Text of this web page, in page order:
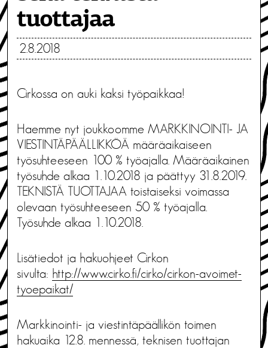
tuottajaa
2.8.2018
Cirkossa on auki kaksi työpaikkaa!
Haemme nyt joukkoomme MARKKINOINTI- JA
VIESTINTÄPÄÄLLIKKÖÄ määräaikaiseen
työsuhteeseen 100 % työajalla. Määräaikainen
työsuhde alkaa 1.10.2018 ja päättyy 31.8.2019.
TEKNISTÄ TUOTTAJAA toistaiseksi voimassa
olevaan työsuhteeseen 50 % työajalla.
Työsuhde alkaa 1.10.2018.
Lisätiedot ja hakuohjeet Cirkon
sivulta: http://www.cirko.fi/cirko/cirkon-avoimet-
tyoepaikat/
Markkinointi- ja viestintäpäällikön toimen
hakuaika 12.8. mennessä, teknisen tuottajan